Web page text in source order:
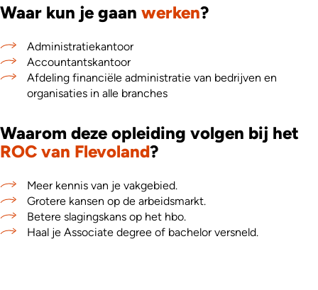
Waar kun je gaan werken?
Administratiekantoor
Accountantskantoor
Afdeling financiële administratie van bedrijven en
organisaties in alle branches
Waarom deze opleiding volgen bij het
ROC van Flevoland?
Meer kennis van je vakgebied.
Grotere kansen op de arbeidsmarkt.
Betere slagingskans op het hbo.
Haal je Associate degree of bachelor versneld.